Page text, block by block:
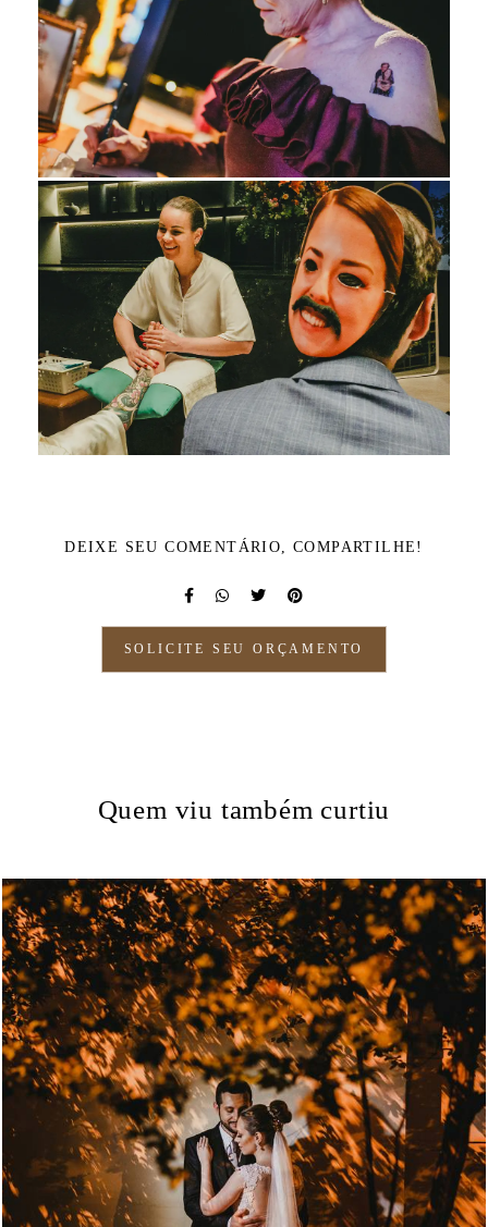
DEIXE SEU COMENTÁRIO, COMPARTILHE!
SOLICITE SEU ORÇAMENTO
Quem viu também curtiu
3225 34